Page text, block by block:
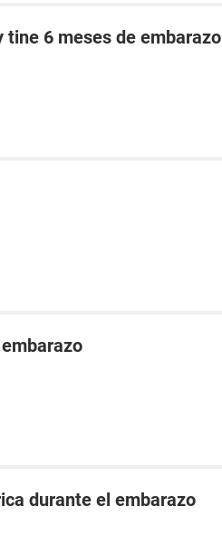
tine 6 meses de embarazo
durante el embarazo